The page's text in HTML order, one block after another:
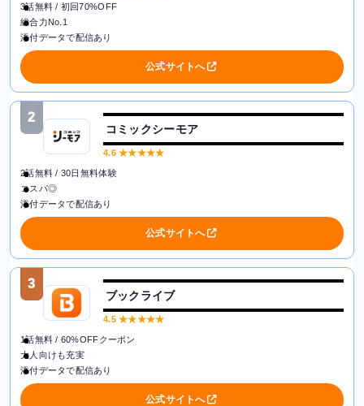
3話無料 / 初回70%OFF
総合力No.1
添付データで配信あり
公式サイトへ
2
コミックシーモア
4.6★★★★★
2話無料 / 30日無料体験
コスパ◎
添付データで配信あり
公式サイトへ
3
ブックライブ
4.5★★★★★
1話無料 / 60%OFFクーポン
大人向けも充実
添付データで配信あり
公式サイトへ